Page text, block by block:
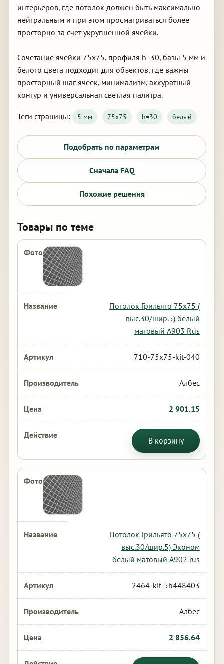
интерьеров, где потолок должен быть максимально
нейтральным и при этом просматриваться более
просторно за счёт укрупнённой ячейки.
Сочетание ячейки 75х75, профиля h=30, базы 5 мм и
белого цвета подходит для объектов, где важны
просторный шаг ячеек, минимализм, аккуратный
контур и универсальная светлая палитра.
Теги страницы: 5 мм 75х75 h=30 белый
Подобрать по параметрам
Сначала FAQ
Похожие решения
Товары по теме
Потолок Грильято 75х75 (
выс.30/шир.5) белый
матовый А903 Rus
710-75x75-kit-040
Албес
2 901.15
В корзину
Потолок Грильято 75х75 (
выс.30/шир.5) Эконом
белый матовый А902 rus
2464-kit-5b448403
Албес
2 856.64